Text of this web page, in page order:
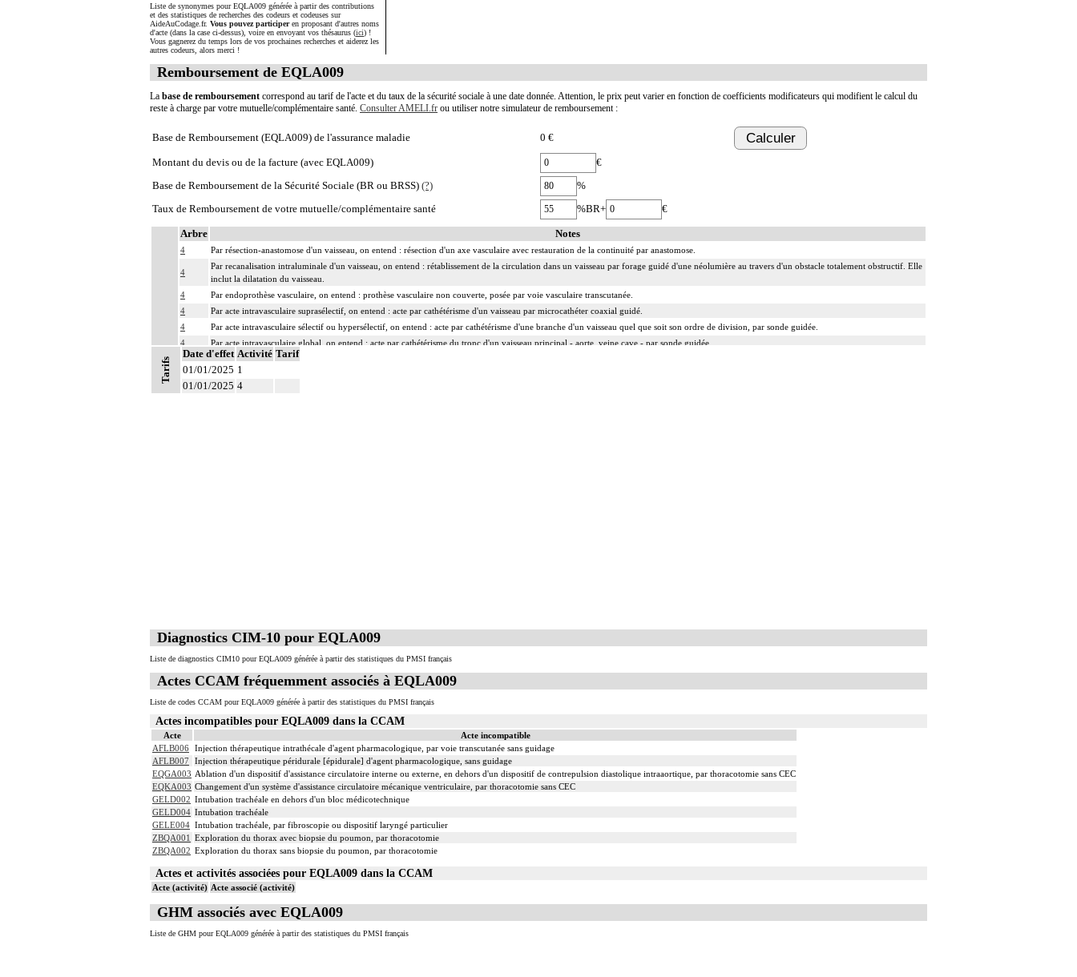
Liste de synonymes pour EQLA009 générée à partir des contributions
et des statistiques de recherches des codeurs et codeuses sur
AideAuCodage.fr. Vous pouvez participeren proposant d'autres noms
d'acte (dans la case ci-dessus), voire en envoyant vos thésaurus (ici) !
Vous gagnerez du temps lors de vos prochaines recherches et aiderez les
autres codeurs, alors merci !
Remboursement de EQLA009
La base de remboursement correspond au tarif de l'acte et du taux de la sécurité sociale à une date donnée. Attention, le prix peut varier en fonction de coefficients modificateurs qui modifient le calcul du
reste à charge par votre mutuelle/complémentaire santé. Consulter AMELI.fr ou utiliser notre simulateur de remboursement :
Base de Remboursement (EQLA009) de l'assurance maladie 0 € Calculer
Montant du devis ou de la facture (avec EQLA009)
€
Base de Remboursement de la Sécurité Sociale (BR ou BRSS) (?)
%
Taux de Remboursement de votre mutuelle/complémentaire santé
%BR+ €
Arbre Notes
4 Par résection-anastomose d'un vaisseau, on entend : résection d'un axe vasculaire avec restauration de la continuité par anastomose.
4
Par recanalisation intraluminale d'un vaisseau, on entend : rétablissement de la circulation dans un vaisseau par forage guidé d'une néolumière au travers d'un obstacle totalement obstructif. Elle
inclut la dilatation du vaisseau.
4
Par endoprothèse vasculaire, on entend : prothèse vasculaire non couverte, posée par voie vasculaire transcutanée.
4
Par acte intravasculaire suprasélectif, on entend : acte par cathétérisme d'un vaisseau par microcathéter coaxial guidé.
4
Par acte intravasculaire sélectif ou hypersélectif, on entend : acte par cathétérisme d'une branche d'un vaisseau quel que soit son ordre de division, par sonde guidée.
4
Par acte intravasculaire global, on entend : acte par cathétérisme du tronc d'un vaisseau principal - aorte, veine cave - par sonde guidée.
4
Par acte, par injection intravasculaire transcutanée, on entend : acte par injection transcutanée directe dans un vaisseau, sans cathétérisme guidé.
4
Par acte, par voie vasculaire transcutanée, on entend : acte par cathétérisme intraluminal transcutané guidé d'un vaisseau, que le guide soit introduit par ponction ou par incision du vaisseau.
4
Par acte sur un vaisseau, par voie transcutanée, on entend : acte réalisé par ponction transcutanée du vaisseau ou par incision du vaisseau
4
Les actes sur le thorax, par thoracotomie incluent l'évacuation de collection intrathoracique associée, la pose de drain pleural et/ou péricardique.
4
Facturation : les suppléments de numérisation ou la radioscopie de longue durée sous ampli de brillance (chapitre 19) ne peuvent pas être facturés avec les actes diagnostiques ou thérapeutiques
de radiologie vasculaire
Tarifs
Date d'effet Activité Tarif
01/01/2025 1
01/01/2025 4
Diagnostics CIM-10 pour EQLA009
Liste de diagnostics CIM10 pour EQLA009 générée à partir des statistiques du PMSI français
Actes CCAM fréquemment associés à EQLA009
Liste de codes CCAM pour EQLA009 générée à partir des statistiques du PMSI français
Actes incompatibles pour EQLA009 dans la CCAM
Acte
Acte incompatible
AFLB006 Injection thérapeutique intrathécale d'agent pharmacologique, par voie transcutanée sans guidage
AFLB007
Injection thérapeutique péridurale [épidurale] d'agent pharmacologique, sans guidage
EQGA003 Ablation d'un dispositif d'assistance circulatoire interne ou externe, en dehors d'un dispositif de contrepulsion diastolique intraaortique, par thoracotomie sans CEC
EQKA003 Changement d'un système d'assistance circulatoire mécanique ventriculaire, par thoracotomie sans CEC
GELD002 Intubation trachéale en dehors d'un bloc médicotechnique
GELD004 Intubation trachéale
GELE004 Intubation trachéale, par fibroscopie ou dispositif laryngé particulier
ZBQA001 Exploration du thorax avec biopsie du poumon, par thoracotomie
ZBQA002 Exploration du thorax sans biopsie du poumon, par thoracotomie
Actes et activités associées pour EQLA009 dans la CCAM
Acte (activité) Acte associé (activité)
GHM associés avec EQLA009
Liste de GHM pour EQLA009 générée à partir des statistiques du PMSI français